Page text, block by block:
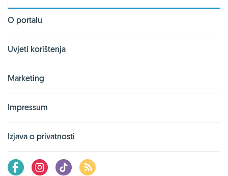
O portalu
Uvjeti korištenja
Marketing
Impressum
Izjava o privatnosti